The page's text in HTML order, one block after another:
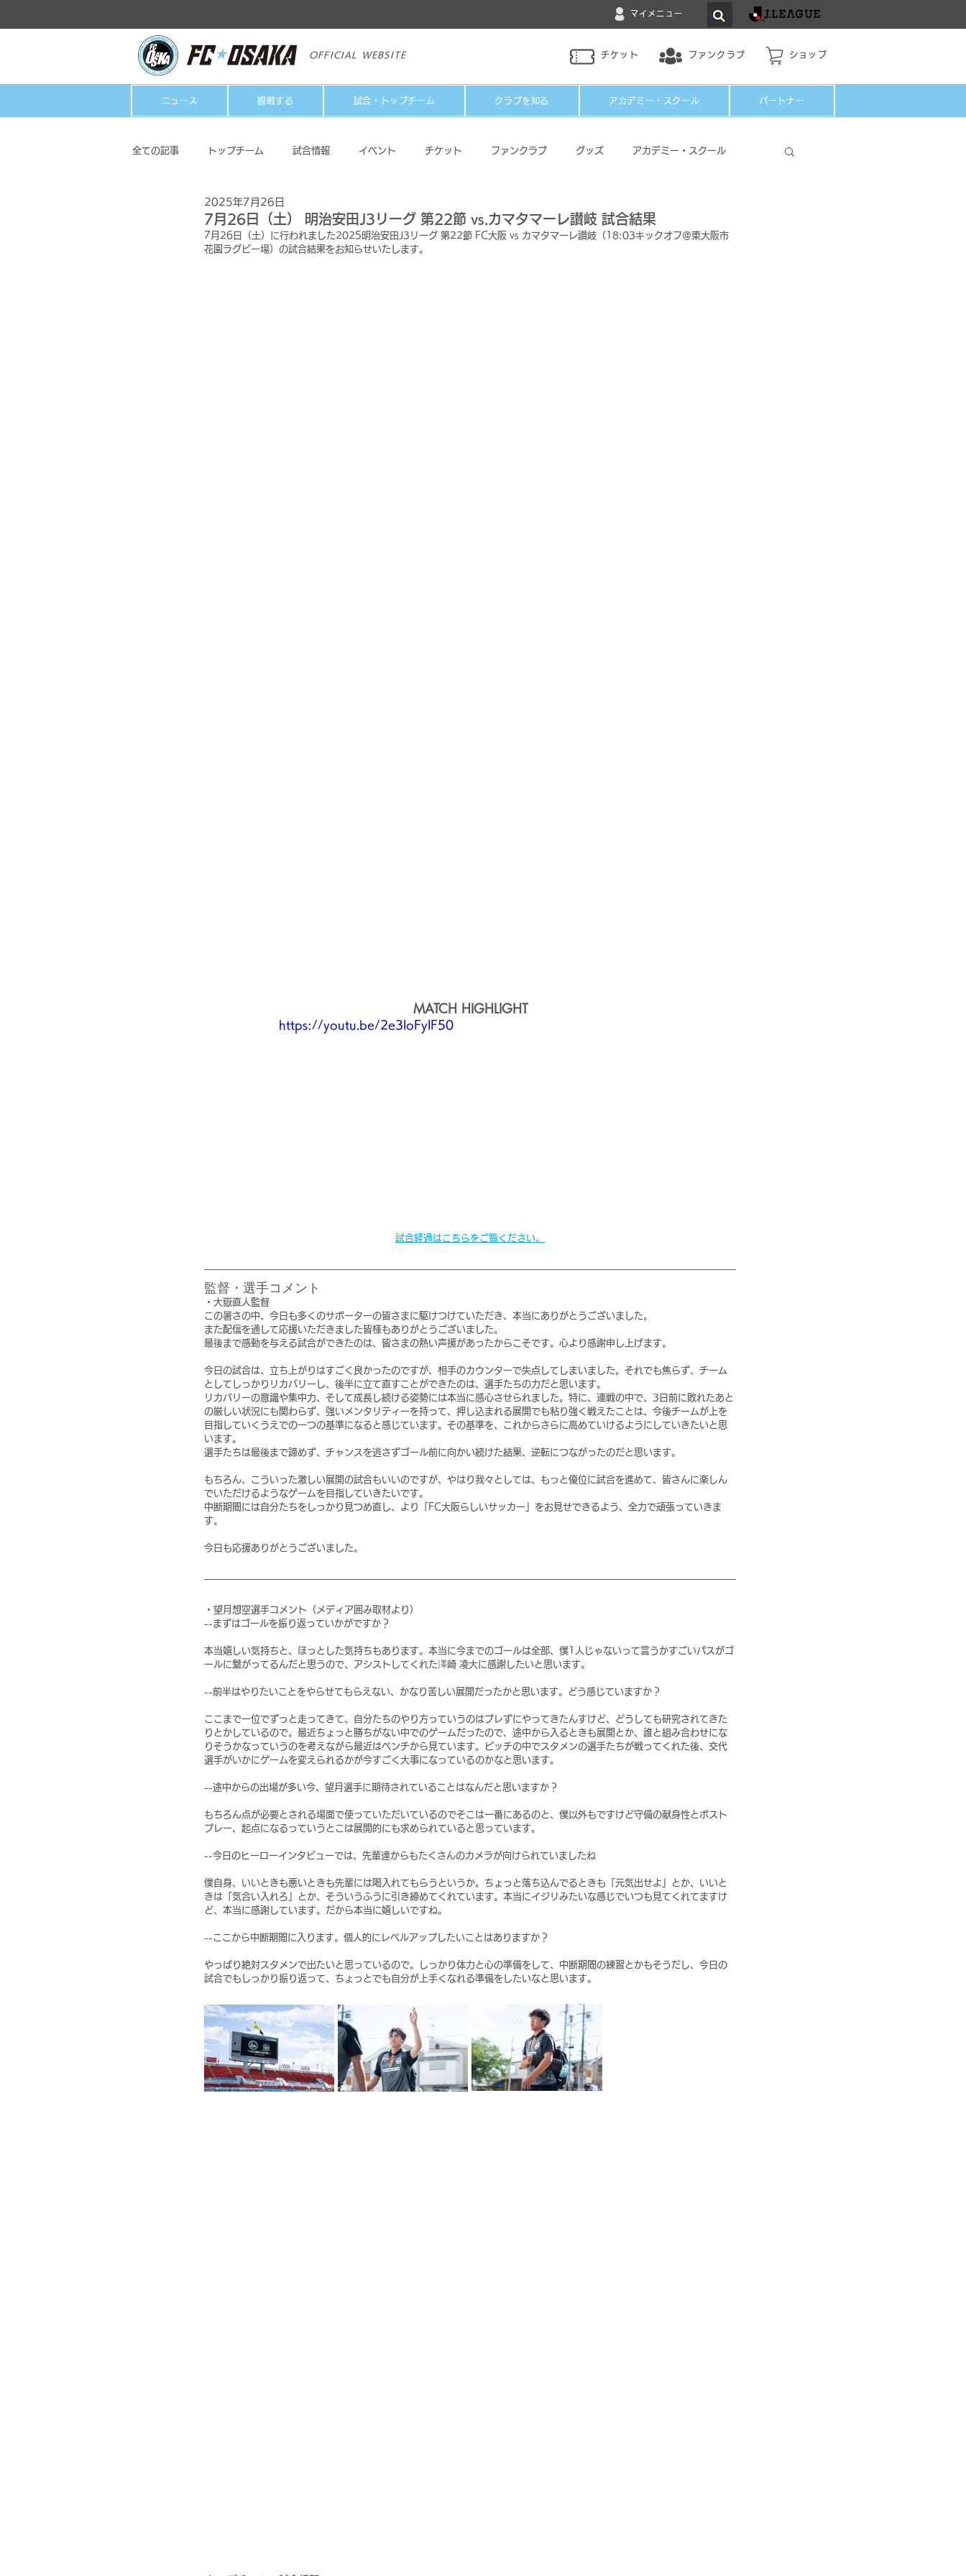
マイメニュー
OFFICIAL WEBSITE チケット ファンクラブ ショップ
ニュース 観戦する 試合・トップチーム クラブを知る アカデミー・スクール パートナー
全ての記事 トップチーム 試合情報 イベント チケット ファンクラブ グッズ アカデミー・スクール
ホームタウン活動
7月26日（土） 明治安田J3リーグ 第22節 vs.カマタマーレ讃岐 試合結果
2025年7月26日
7月26日（土）に行われました2025明治安田J3リーグ 第22節 FC大阪 vs カマタマーレ讃岐（18:03キックオフ＠東大阪市
花園ラグビー場）の試合結果をお知らせいたします。
MATCH HIGHLIGHT
https://youtu.be/2e3loFylF50
試合経過はこちらをご覧ください。
監督・選手コメント
・大嶽直人監督
この暑さの中、今日も多くのサポーターの皆さまに駆けつけていただき、本当にありがとうございました。
また配信を通して応援いただきました皆様もありがとうございました。
最後まで感動を与える試合ができたのは、皆さまの熱い声援があったからこそです。心より感謝申し上げます。
今日の試合は、立ち上がりはすごく良かったのですが、相手のカウンターで失点してしまいました。それでも焦らず、チーム
としてしっかりリカバリーし、後半に立て直すことができたのは、選手たちの力だと思います。
リカバリーの意識や集中力、そして成長し続ける姿勢には本当に感心させられました。特に、連戦の中で、3日前に敗れたあと
の厳しい状況にも関わらず、強いメンタリティーを持って、押し込まれる展開でも粘り強く戦えたことは、今後チームが上を
目指していくうえでの一つの基準になると感じています。その基準を、これからさらに高めていけるようにしていきたいと思
います。
選手たちは最後まで諦めず、チャンスを逃さずゴール前に向かい続けた結果、逆転につながったのだと思います。
もちろん、こういった激しい展開の試合もいいのですが、やはり我々としては、もっと優位に試合を進めて、皆さんに楽しん
でいただけるようなゲームを目指していきたいです。
中断期間には自分たちをしっかり見つめ直し、より「FC大阪らしいサッカー」をお見せできるよう、全力で頑張っていきま
す。
今日も応援ありがとうございました。
・望月想空選手コメント（メディア囲み取材より）
--まずはゴールを振り返っていかがですか？
本当嬉しい気持ちと、ほっとした気持ちもあります。本当に今までのゴールは全部、僕1人じゃないって言うかすごいパスがゴ
ールに繋がってるんだと思うので、アシストしてくれた澤崎 凌大に感謝したいと思います。
--前半はやりたいことをやらせてもらえない、かなり苦しい展開だったかと思います。どう感じていますか？
ここまで一位でずっと走ってきて、自分たちのやり方っていうのはブレずにやってきたんすけど、どうしても研究されてきた
りとかしているので。最近ちょっと勝ちがない中でのゲームだったので、途中から入るときも展開とか、誰と組み合わせにな
りそうかなっていうのを考えながら最近はベンチから見ています。ピッチの中でスタメンの選手たちが戦ってくれた後、交代
選手がいかにゲームを変えられるかが今すごく大事になっているのかなと思います。
--途中からの出場が多い今、望月選手に期待されていることはなんだと思いますか？
もちろん点が必要とされる場面で使っていただいているのでそこは一番にあるのと、僕以外もですけど守備の献身性とポスト
プレー、起点になるっていうとこは展開的にも求められていると思っています。
--今日のヒーローインタビューでは、先輩達からもたくさんのカメラが向けられていましたね
僕自身、いいときも悪いときも先輩には喝入れてもらうというか。ちょっと落ち込んでるときも「元気出せよ」とか、いいと
きは「気合い入れろ」とか、そういうふうに引き締めてくれています。本当にイジリみたいな感じでいつも見てくれてますけ
ど、本当に感謝しています。だから本当に嬉しいですね。
--ここから中断期間に入ります。個人的にレベルアップしたいことはありますか？
やっぱり絶対スタメンで出たいと思っているので。しっかり体力と心の準備をして、中断期間の練習とかもそうだし、今日の
試合でもしっかり振り返って、ちょっとでも自分が上手くなれる準備をしたいなと思います。